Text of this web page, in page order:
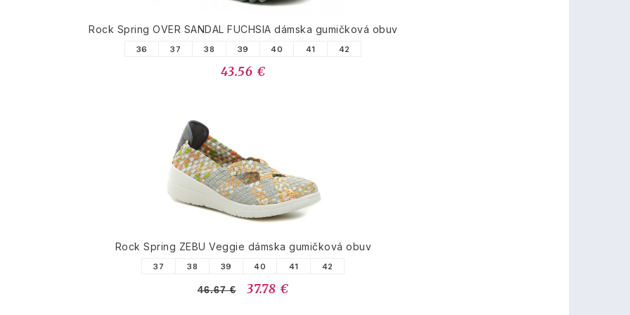
Rock Spring OVER SANDAL FUCHSIA dámska gumičková obuv
36 37 38 39 40 41 42
43.56 €
Rock Spring ZEBU Veggie dámska gumičková obuv
37 38 39 40 41 42
46.67 € 37.78 €